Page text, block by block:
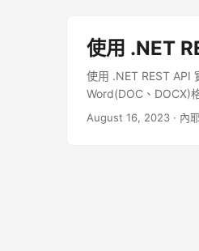
使用 .NET
使用 .NET REST API
Word(DOC、DOCX)
August 16, 2023 · 內